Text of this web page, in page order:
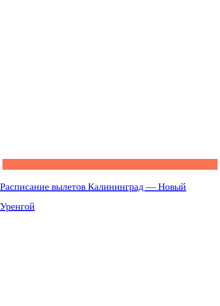
Расписание вылетов Калининград — Новый
Уренгой